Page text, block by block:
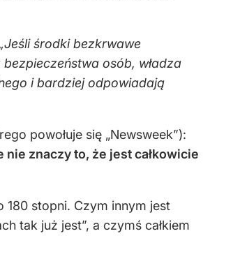
środki bezkrwawe
osób, władza
i bardziej odpowiadają
powołuje się „Newsweek”):
nie znaczy to, że jest całkowicie
stopni. Czym innym jest
tak już jest”, a czymś całkiem